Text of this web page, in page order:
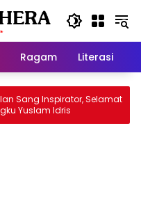
Ragam Literasi
Inspirator, Selamat
Idris